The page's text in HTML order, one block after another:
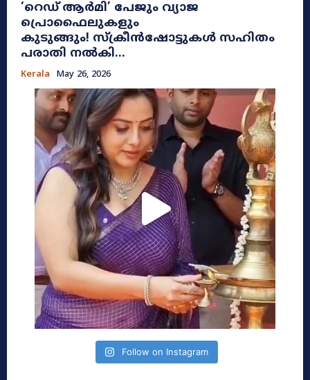
​‘റെഡ് ആർമി’ പേജും വ്യാജ
പ്രൊഫൈലുകളും
കുടുങ്ങും! സ്ക്രീൻഷോട്ടുകൾ സഹിതം
പരാതി നൽകി...
Kerala May 26, 2026
Follow on Instagram